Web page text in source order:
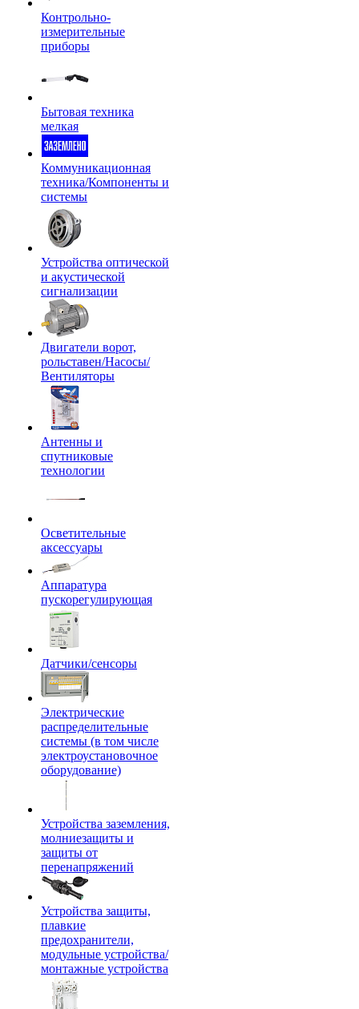
Контрольно-
измерительные
приборы
Бытовая техника
мелкая
Коммуникационная
техника/Компоненты и
системы
Устройства оптической
и акустической
сигнализации
Двигатели ворот,
рольставен/Насосы/
Вентиляторы
Антенны и
спутниковые
технологии
Осветительные
аксессуары
Аппаратура
пускорегулирующая
Датчики/сенсоры
Электрические
распределительные
системы (в том числе
электроустановочное
оборудование)
Устройства заземления,
молниезащиты и
защиты от
перенапряжений
Устройства защиты,
плавкие
предохранители,
модульные устройства/
монтажные устройства